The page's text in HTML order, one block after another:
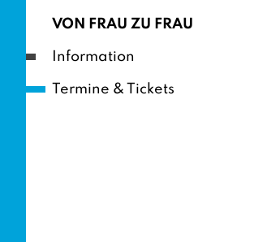
VON FRAU ZU FRAU
Information
Termine & Tickets